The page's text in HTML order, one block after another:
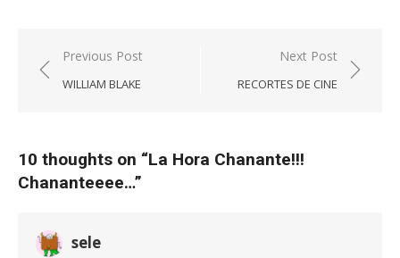
Navegación
de
Previous Post
WILLIAM BLAKE
Next Post
RECORTES DE CINE
10 thoughts on “La Hora Chanante!!!
Chananteeee…”
sele